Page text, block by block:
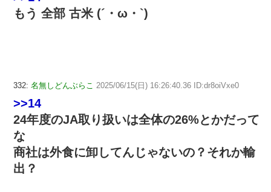
もう 全部 古米 (´・ω・`)
332: 名無しどんぶらこ 2025/06/15(日) 16:26:40.36 ID:dr8oiVxe0
>>14
24年度のJA取り扱いは全体の26%とかだって
な
商社は外食に卸してんじゃないの？それか輸
出？